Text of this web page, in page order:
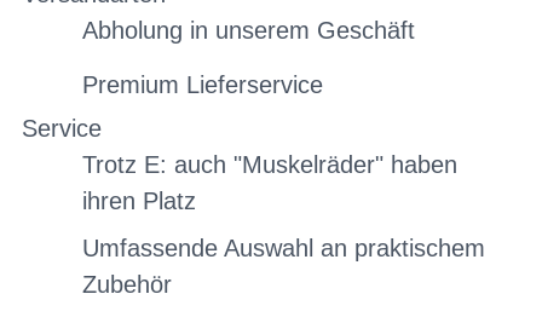
Abholung in unserem Geschäft
Premium Lieferservice
Service
Trotz E: auch "Muskelräder" haben
ihren Platz
Umfassende Auswahl an praktischem
Zubehör